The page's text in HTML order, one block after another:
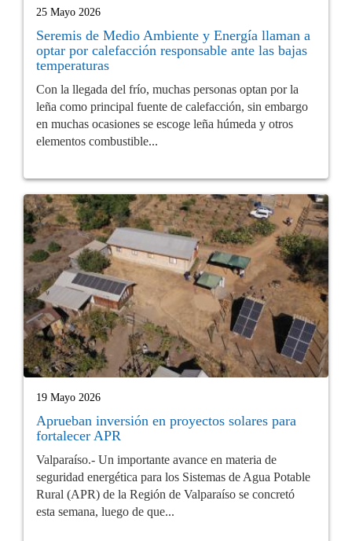
25 Mayo 2026
Seremis de Medio Ambiente y Energía llaman a
optar por calefacción responsable ante las bajas
temperaturas
Con la llegada del frío, muchas personas optan por la
leña como principal fuente de calefacción, sin embargo
en muchas ocasiones se escoge leña húmeda y otros
elementos combustible...
19 Mayo 2026
Aprueban inversión en proyectos solares para
fortalecer APR
Valparaíso.- Un importante avance en materia de
seguridad energética para los Sistemas de Agua Potable
Rural (APR) de la Región de Valparaíso se concretó
esta semana, luego de que...